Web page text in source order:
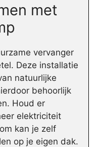
met
vervanger
Deze installatie
natuurlijke
behoorlijk
Houd er
elektriciteit
kan je zelf
op je eigen dak.